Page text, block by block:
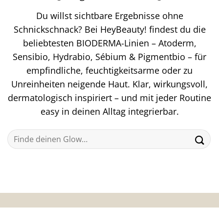
Du willst sichtbare Ergebnisse ohne
Schnickschnack? Bei HeyBeauty! findest du die
beliebtesten BIODERMA-Linien – Atoderm,
Sensibio, Hydrabio, Sébium & Pigmentbio – für
empfindliche, feuchtigkeitsarme oder zu
Unreinheiten neigende Haut. Klar, wirkungsvoll,
dermatologisch inspiriert – und mit jeder Routine
easy in deinen Alltag integrierbar.
Suchen
nach: